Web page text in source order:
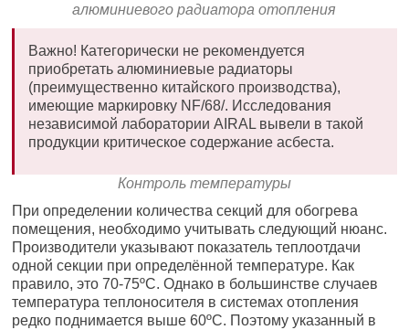
алюминиевого радиатора отопления
Важно! Категорически не рекомендуется
приобретать алюминиевые радиаторы
(преимущественно китайского производства),
имеющие маркировку NF/68/. Исследования
независимой лаборатории AIRAL вывели в такой
продукции критическое содержание асбеста.
Контроль температуры
При определении количества секций для обогрева
помещения, необходимо учитывать следующий нюанс.
Производители указывают показатель теплоотдачи
одной секции при определённой температуре. Как
правило, это 70-75ºС. Однако в большинстве случаев
температура теплоносителя в системах отопления
редко поднимается выше 60ºС. Поэтому указанный в